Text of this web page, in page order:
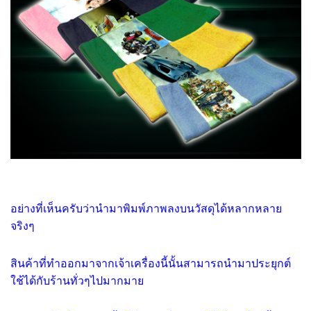
อย่างที่เห็นครับว่านำมาพิมพ์ภาพลงบนวัสดุได้หลากหลาย
จริงๆ
สินค้าที่ทำออกมาจากเจ้าเครื่องนี้นั้นสามารถนำมาประยุกต์
ใช้ได้กับร้านทั่วๆไปมากมาย